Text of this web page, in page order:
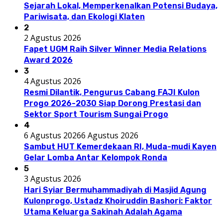
Sejarah Lokal, Memperkenalkan Potensi Budaya,
Pariwisata, dan Ekologi Klaten
2
2 Agustus 2026
Fapet UGM Raih Silver Winner Media Relations
Award 2026
3
4 Agustus 2026
Resmi Dilantik, Pengurus Cabang FAJI Kulon
Progo 2026-2030 Siap Dorong Prestasi dan
Sektor Sport Tourism Sungai Progo
4
6 Agustus 20266 Agustus 2026
Sambut HUT Kemerdekaan RI, Muda-mudi Kayen
Gelar Lomba Antar Kelompok Ronda
5
3 Agustus 2026
Hari Syiar Bermuhammadiyah di Masjid Agung
Kulonprogo, Ustadz Khoiruddin Bashori: Faktor
Utama Keluarga Sakinah Adalah Agama